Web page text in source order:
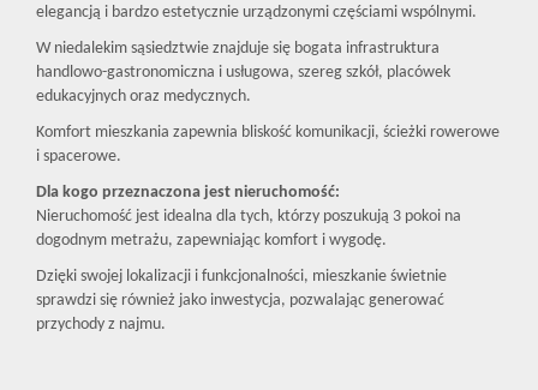
elegancją i bardzo estetycznie urządzonymi częściami wspólnymi.
W niedalekim sąsiedztwie znajduje się bogata infrastruktura
handlowo-gastronomiczna i usługowa, szereg szkół, placówek
edukacyjnych oraz medycznych.
Komfort mieszkania zapewnia bliskość komunikacji, ścieżki rowerowe
i spacerowe.
Dla kogo przeznaczona jest nieruchomość:
Nieruchomość jest idealna dla tych, którzy poszukują 3 pokoi na
dogodnym metrażu, zapewniając komfort i wygodę.
Dzięki swojej lokalizacji i funkcjonalności, mieszkanie świetnie
sprawdzi się również jako inwestycja, pozwalając generować
przychody z najmu.